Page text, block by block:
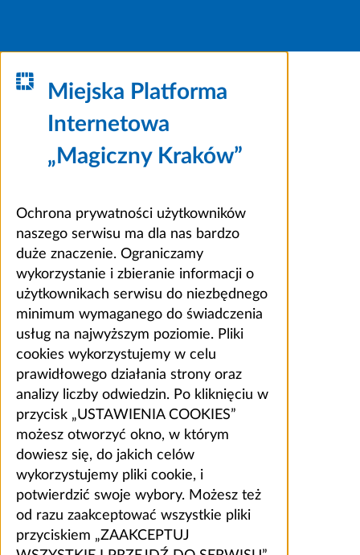
Miejska Platforma
Internetowa
„Magiczny Kraków”
Ochrona prywatności użytkowników
naszego serwisu ma dla nas bardzo
duże znaczenie. Ograniczamy
wykorzystanie i zbieranie informacji o
użytkownikach serwisu do niezbędnego
minimum wymaganego do świadczenia
usług na najwyższym poziomie. Pliki
cookies wykorzystujemy w celu
prawidłowego działania strony oraz
analizy liczby odwiedzin. Po kliknięciu w
przycisk „USTAWIENIA COOKIES”
możesz otworzyć okno, w którym
dowiesz się, do jakich celów
wykorzystujemy pliki cookie, i
potwierdzić swoje wybory. Możesz też
od razu zaakceptować wszystkie pliki
przyciskiem „ZAAKCEPTUJ